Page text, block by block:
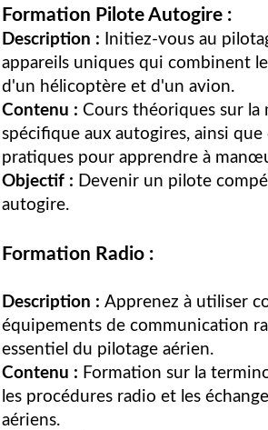
Formation Pilote Autogire :
Description : Initiez-vous au
appareils uniques qui combinent
d'un hélicoptère et d'un avion.
Contenu : Cours théoriques sur la
spécifique aux autogires, ainsi que
pratiques pour apprendre à
Objectif : Devenir un pilote
autogire.
Formation Radio :
Description : Apprenez à utiliser
équipements de communication
essentiel du pilotage aérien.
Contenu : Formation sur la
les procédures radio et les
aériens.